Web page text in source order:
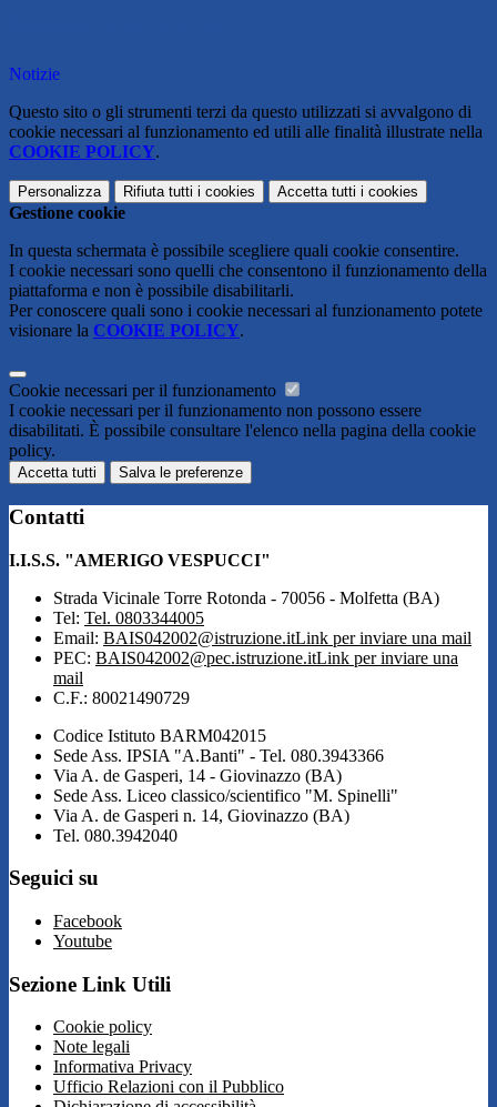
Notizie
Questo sito o gli strumenti terzi da questo utilizzati si avvalgono di
cookie necessari al funzionamento ed utili alle finalità illustrate nella
COOKIE POLICY.
Personalizza Rifiuta tutti i cookies Accetta tutti i cookies
Gestione cookie
In questa schermata è possibile scegliere quali cookie consentire.
I cookie necessari sono quelli che consentono il funzionamento della
piattaforma e non è possibile disabilitarli.
Per conoscere quali sono i cookie necessari al funzionamento potete
visionare la COOKIE POLICY.
Cookie necessari per il funzionamento
I cookie necessari per il funzionamento non possono essere
disabilitati. È possibile consultare l'elenco nella pagina della cookie
policy.
Accetta tutti Salva le preferenze
Contatti
I.I.S.S. "AMERIGO VESPUCCI"
Strada Vicinale Torre Rotonda - 70056 - Molfetta (BA)
Tel: Tel. 0803344005
Email: BAIS042002@istruzione.itLink per inviare una mail
PEC: BAIS042002@pec.istruzione.itLink per inviare una
mail
C.F.: 80021490729
Codice Istituto BARM042015
Sede Ass. IPSIA "A.Banti" - Tel. 080.3943366
Via A. de Gasperi, 14 - Giovinazzo (BA)
Sede Ass. Liceo classico/scientifico "M. Spinelli"
Via A. de Gasperi n. 14, Giovinazzo (BA)
Tel. 080.3942040
Seguici su
Facebook
Youtube
Sezione Link Utili
Cookie policy
Note legali
Informativa Privacy
Ufficio Relazioni con il Pubblico